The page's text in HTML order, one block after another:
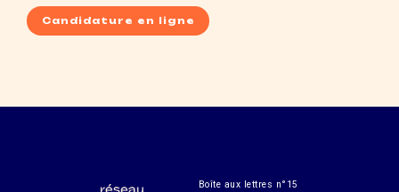
Candidature en ligne
Boîte aux lettres n°15